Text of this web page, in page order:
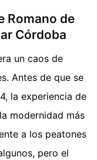
Romano de
Córdoba
un caos de
Antes de que se
la experiencia de
modernidad más
a los peatones
pero el